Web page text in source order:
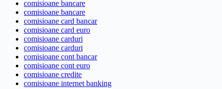
comisioane bancare
comisioane bancare
comisioane card bancar
comisioane card euro
comisioane carduri
comisioane carduri
comisioane cont bancar
comisioane cont euro
comisioane credite
comisioane internet banking